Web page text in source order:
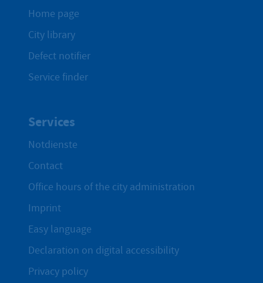
Home page
City library
Defect notifier
Service finder
Services
Notdienste
Contact
Office hours of the city administration
Imprint
Easy language
Declaration on digital accessibility
Privacy policy